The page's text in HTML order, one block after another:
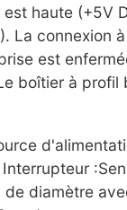
haute (+5V
La connexion
est
boîtier à profil
diamètre